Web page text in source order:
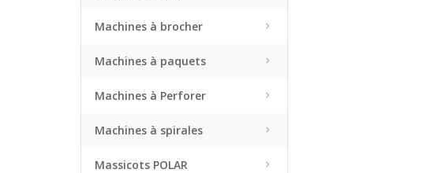
Machines à brocher
Machines à paquets
Machines à Perforer
Machines à spirales
Massicots POLAR